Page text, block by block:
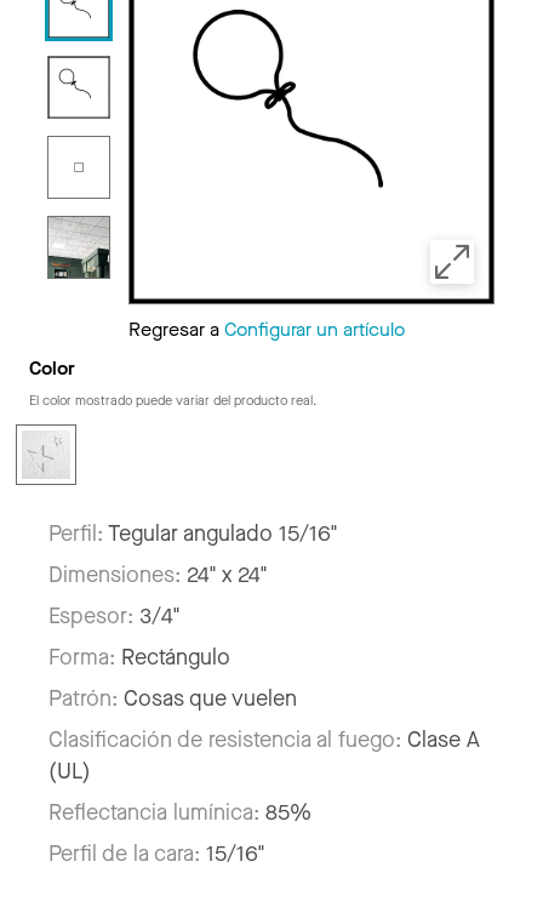
Regresar aConfigurar un artículo
Color
El color mostrado puede variar del producto real.
Perfil: Tegular angulado 15/16"
Dimensiones: 24" x 24"
Espesor: 3/4"
Forma: Rectángulo
Patrón: Cosas que vuelen
Clasificación de resistencia al fuego: Clase A
(UL)
Reflectancia lumínica: 85%
Perfil de la cara: 15/16"